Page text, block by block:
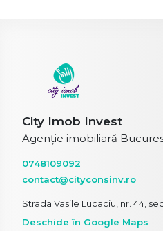
City Imob Invest
Agenție imobiliară
0748109092
contact@cityconsinv.ro
Strada Vasile Lucaciu, nr. 44,
Deschide în Google Maps